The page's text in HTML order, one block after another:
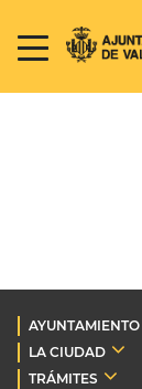
AYUNTAMIENTO
LA CIUDAD
TRÁMITES